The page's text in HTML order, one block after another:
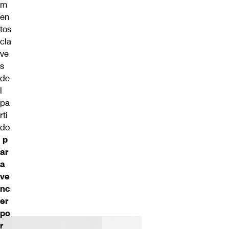
m
en
tos
cla
ve
s
de
l
pa
rti
do
p
ar
a
ve
nc
er
po
r